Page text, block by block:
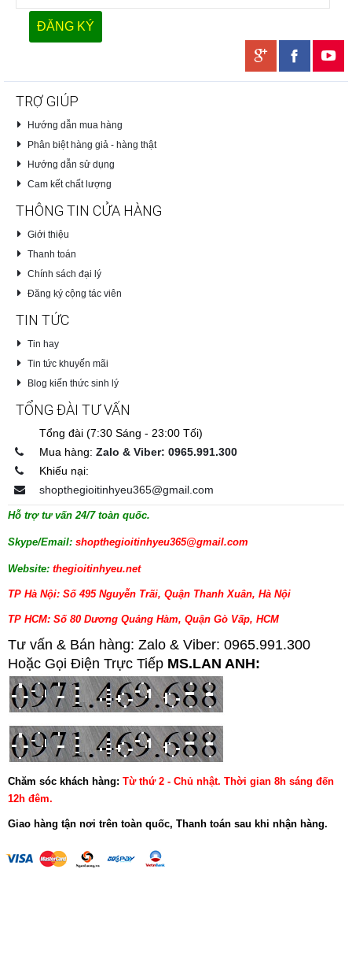
TRỢ GIÚP
Hướng dẫn mua hàng
Phân biệt hàng giả - hàng thật
Hướng dẫn sử dụng
Cam kết chất lượng
THÔNG TIN CỬA HÀNG
Giới thiệu
Thanh toán
Chính sách đại lý
Đăng ký cộng tác viên
TIN TỨC
Tin hay
Tin tức khuyến mãi
Blog kiến thức sinh lý
TỔNG ĐÀI TƯ VẤN
Tổng đài (7:30 Sáng - 23:00 Tối)
Mua hàng: Zalo & Viber: 0965.991.300
Khiếu nại:
shopthegioitinhyeu365@gmail.com
Hỗ trợ tư vấn 24/7 toàn quốc.
Skype/Email: shopthegioitinhyeu365@gmail.com
Website: thegioitinhyeu.net
TP Hà Nội: Số 495 Nguyễn Trãi, Quận Thanh Xuân, Hà Nội
TP HCM: Số 80 Dương Quảng Hàm, Quận Gò Vấp, HCM
Tư vấn & Bán hàng: Zalo & Viber: 0965.991.300
Hoặc Gọi Điện Trực Tiếp MS.LAN ANH:
Chăm sóc khách hàng: Từ thứ 2 - Chủ nhật. Thời gian 8h sáng đến
12h đêm.
Giao hàng tận nơi trên toàn quốc, Thanh toán sau khi nhận hàng.